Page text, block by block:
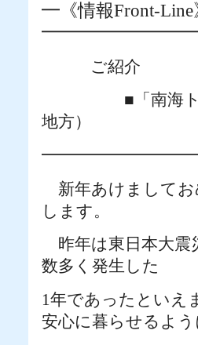
━《情報Front-Line
ご紹介
■「南海トラフ
地方）
新年あけましてお
します。
昨年は東日本大震
数多く発生した
1年であったといえ
安心に暮らせるよ